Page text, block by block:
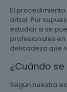
El
árbol. Por
estudiar si se
profesionales
delicadeza que
¿Cuándo
Según nuestra